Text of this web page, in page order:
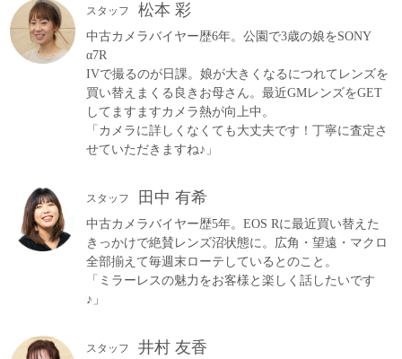
スタッフ 松本 彩
中古カメラバイヤー歴6年。公園で3歳の娘をSONY
α7R
IVで撮るのが日課。娘が大きくなるにつれてレンズを
買い替えまくる良きお母さん。最近GMレンズをGET
してますますカメラ熱が向上中。
「カメラに詳しくなくても大丈夫です！丁寧に査定さ
せていただきますね♪」
スタッフ 田中 有希
中古カメラバイヤー歴5年。EOS Rに最近買い替えた
きっかけで絶賛レンズ沼状態に。広角・望遠・マクロ
全部揃えて毎週末ローテしているとのこと。
「ミラーレスの魅力をお客様と楽しく話したいです
♪」
スタッフ 井村 友香